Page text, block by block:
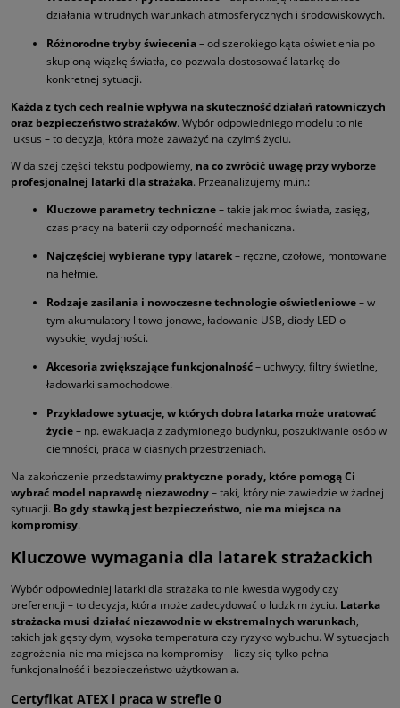
działania w trudnych warunkach atmosferycznych i środowiskowych.
Różnorodne tryby świecenia– od szerokiego kąta oświetlenia po
skupioną wiązkę światła, co pozwala dostosować latarkę do
konkretnej sytuacji.
Każda z tych cech realnie wpływa na skuteczność działań ratowniczych
oraz bezpieczeństwo strażaków. Wybór odpowiedniego modelu to nie
luksus – to decyzja, która może zaważyć na czyimś życiu.
W dalszej części tekstu podpowiemy, na co zwrócić uwagę przy wyborze
profesjonalnej latarki dla strażaka. Przeanalizujemy m.in.:
Kluczowe parametry techniczne– takie jak moc światła, zasięg,
czas pracy na baterii czy odporność mechaniczna.
Najczęściej wybierane typy latarek– ręczne, czołowe, montowane
na hełmie.
Rodzaje zasilania i nowoczesne technologie oświetleniowe– w
tym akumulatory litowo-jonowe, ładowanie USB, diody LED o
wysokiej wydajności.
Akcesoria zwiększające funkcjonalność– uchwyty, filtry świetlne,
ładowarki samochodowe.
Przykładowe sytuacje, w których dobra latarka może uratować
życie– np. ewakuacja z zadymionego budynku, poszukiwanie osób w
ciemności, praca w ciasnych przestrzeniach.
Na zakończenie przedstawimy praktyczne porady, które pomogą Ci
wybrać model naprawdę niezawodny– taki, który nie zawiedzie w żadnej
sytuacji. Bo gdy stawką jest bezpieczeństwo, nie ma miejsca na
kompromisy.
Kluczowe wymagania dla latarek strażackich
Wybór odpowiedniej latarki dla strażaka to nie kwestia wygody czy
preferencji – to decyzja, która może zadecydować o ludzkim życiu. Latarka
strażacka musi działać niezawodnie w ekstremalnych warunkach,
takich jak gęsty dym, wysoka temperatura czy ryzyko wybuchu. W sytuacjach
zagrożenia nie ma miejsca na kompromisy – liczy się tylko pełna
funkcjonalność i bezpieczeństwo użytkowania.
Certyfikat ATEX i praca w strefie 0